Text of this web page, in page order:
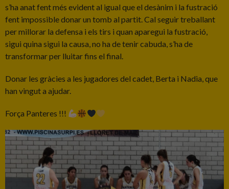
s’ha anat fent més evident al igual que el desànim i la fustració
fent impossible donar un tomb al partit. Cal seguir treballant
per millorar la defensa i els tirs i quan aparegui la fustració,
sigui quina sigui la causa, no ha de tenir cabuda, s’ha de
transformar per lluitar fins el final.
Donar les gràcies a les jugadores del cadet, Berta i Nadia, que
han vingut a ajudar.
Força Panteres !!!